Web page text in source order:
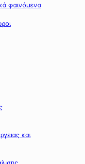
φαινόμενα
και